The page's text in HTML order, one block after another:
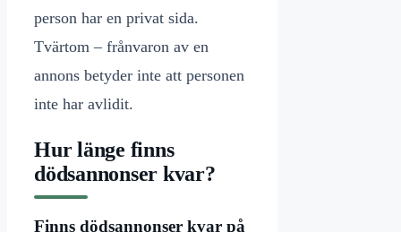
person har en privat sida.
Tvärtom – frånvaron av en
annons betyder inte att personen
inte har avlidit.
Hur länge finns
dödsannonser kvar?
Finns dödsannonser kvar på